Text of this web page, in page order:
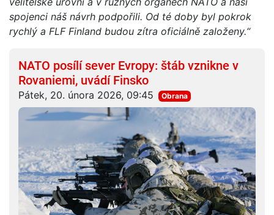
spojenci náš návrh podpořili. Od té doby byl pokrok
rychlý a FLF Finland budou zítra oficiálně založeny.“
NATO posílí sever Evropy: štáb vznikne v
Rovaniemi, uvádí Finsko
Pátek, 20. února 2026, 09:45 Obrana